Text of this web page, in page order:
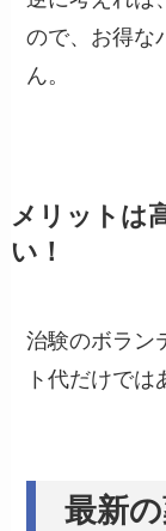
ので、お得な
ん。
メリットは
い！
治験のボラン
ト代だけでは
最新